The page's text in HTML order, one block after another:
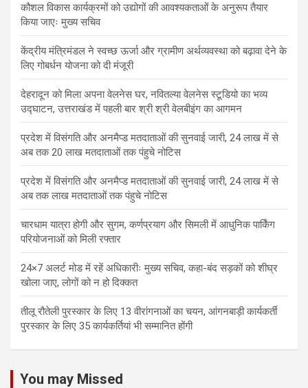
कौशल विकास कार्यक्रमों को उद्योगों की आवश्यकताओं के अनुरूप तैयार
किया जाएः मुख्य सचिव
केंद्रीय मंत्रिमंडल ने स्वच्छ ऊर्जा और ग्रामीण अर्थव्यवस्था को बढ़ावा देने के
लिए गोबर्धन योजना को दी मंजूरी
देहरादून को मिला अपना वेलनेस घर, नवितल्या वेलनेस स्टूडियो का भव्य
उद्घाटन, उत्तराखंड में पहली बार श्री श्री वेलबीइंग का आगमन
प्रदेश में विसंगति और अनमैप्ड मतदाताओं की सुनवाई जारी, 24 लाख में से
अब तक 20 लाख मतदाताओं तक पंहुचे नोटिस
प्रदेश में विसंगति और अनमैप्ड मतदाताओं की सुनवाई जारी, 24 लाख में से
अब तक लाख मतदाताओं तक पंहुचे नोटिस
चारधाम यात्रा होगी और सुगम, कर्णप्रयाग और सिमली में आधुनिक पार्किंग
परियोजनाओं को मिली रफ्तार
24×7 अलर्ट मोड में रहें अधिकारीः मुख्य सचिव, कहा-बंद सड़कों को शीघ्र
खोला जाए, लोगों को न हो दिक्कत
तीलू रौतेली पुरस्कार के लिए 13 वीरांगनाओं का चयन, आंगनबाड़ी कार्यकर्ती
पुरस्कार के लिए 35 कार्यकर्तियां भी सम्मानित होंगी
You may Missed